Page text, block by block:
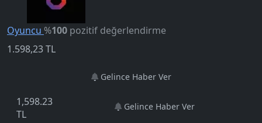
Oyuncu %100 pozitif değerlendirme
1.598,23TL
Gelince Haber Ver
1,598.23
TL
Gelince Haber Ver